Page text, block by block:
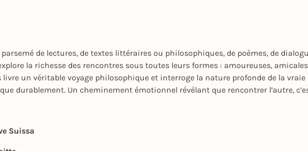
parsemé de lectures, de textes littéraires ou philosophiques, de poèmes, de
la richesse des rencontres sous toutes leurs formes : amoureuses,
un véritable voyage philosophique et interroge la nature profonde de la vraie
durablement. Un cheminement émotionnel révélant que rencontrer l’autre,
Suissa